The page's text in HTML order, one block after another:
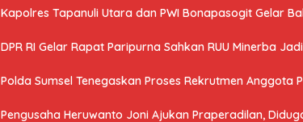
Kapolres Tapanuli Utara dan PWI Bonapasogit Gelar
DPR RI Gelar Rapat Paripurna Sahkan RUU Minerba
Polda Sumsel Tenegaskan Proses Rekrutmen
Pengusaha Heruwanto Joni Ajukan Praperadilan,